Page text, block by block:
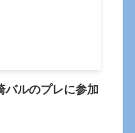
ルのプレに参加